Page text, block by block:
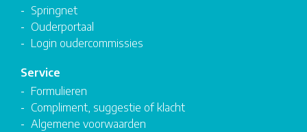
Springnet
Ouderportaal
Login oudercommissies
Service
Formulieren
Compliment, suggestie of klacht
Algemene voorwaarden